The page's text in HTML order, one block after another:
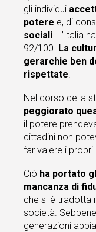
gli individui
potere e, di
sociali . L’Italia
92/100. La
gerarchie ben
rispettate
Nel corso della
peggiorato
il potere
cittadini non
far valere i propri
Ciò ha portato
mancanza di
che si è tradotta
società.
generazioni